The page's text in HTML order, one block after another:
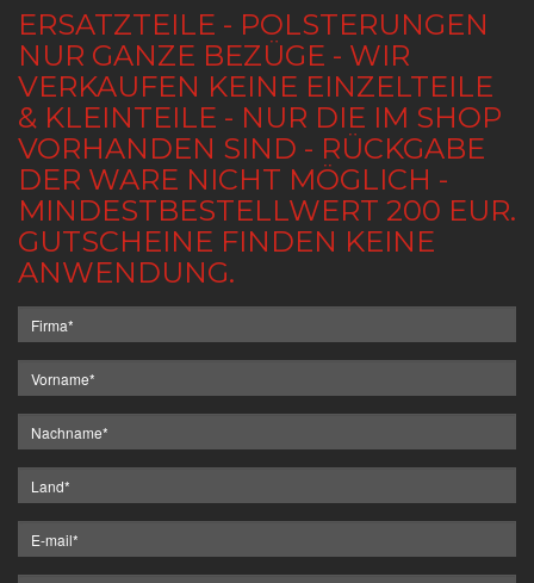
ERSATZTEILE - POLSTERUNGEN
NUR GANZE BEZÜGE - WIR
VERKAUFEN KEINE EINZELTEILE
& KLEINTEILE - NUR DIE IM SHOP
VORHANDEN SIND - RÜCKGABE
DER WARE NICHT MÖGLICH -
MINDESTBESTELLWERT 200 EUR.
GUTSCHEINE FINDEN KEINE
ANWENDUNG.